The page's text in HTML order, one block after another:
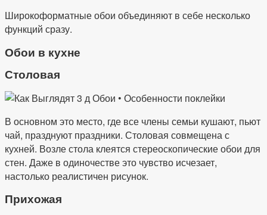
Широкоформатные обои объединяют в себе несколько
функций сразу.
Обои в кухне
Столовая
В основном это место, где все члены семьи кушают, пьют
чай, празднуют праздники. Столовая совмещена с
кухней. Возле стола клеятся стереоскопические обои для
стен. Даже в одиночестве это чувство исчезает,
настолько реалистичен рисунок.
Прихожая